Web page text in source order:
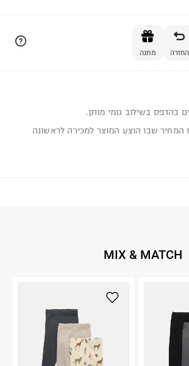
החזרה מתנה
המחיר שבו הוצע המוצר למכירה לראשונה
MIX & MATCH